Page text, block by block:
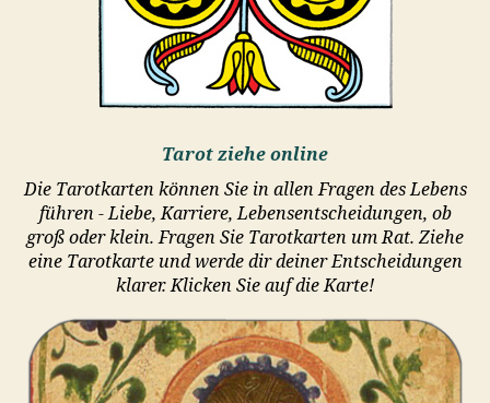
Tarot ziehe online
Die Tarotkarten können Sie in allen Fragen des Lebens
führen - Liebe, Karriere, Lebensentscheidungen, ob
groß oder klein. Fragen Sie Tarotkarten um Rat. Ziehe
eine Tarotkarte und werde dir deiner Entscheidungen
klarer. Klicken Sie auf die Karte!